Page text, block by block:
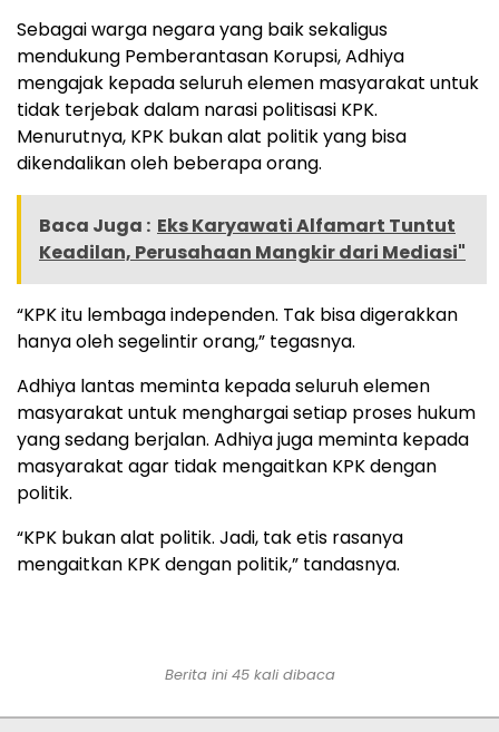
Sebagai warga negara yang baik sekaligus
mendukung Pemberantasan Korupsi, Adhiya
mengajak kepada seluruh elemen masyarakat untuk
tidak terjebak dalam narasi politisasi KPK.
Menurutnya, KPK bukan alat politik yang bisa
dikendalikan oleh beberapa orang.
Baca Juga : Eks Karyawati Alfamart Tuntut
Keadilan, Perusahaan Mangkir dari Mediasi"
“KPK itu lembaga independen. Tak bisa digerakkan
hanya oleh segelintir orang,” tegasnya.
Adhiya lantas meminta kepada seluruh elemen
masyarakat untuk menghargai setiap proses hukum
yang sedang berjalan. Adhiya juga meminta kepada
masyarakat agar tidak mengaitkan KPK dengan
politik.
“KPK bukan alat politik. Jadi, tak etis rasanya
mengaitkan KPK dengan politik,” tandasnya.
Berita ini 45 kali dibaca